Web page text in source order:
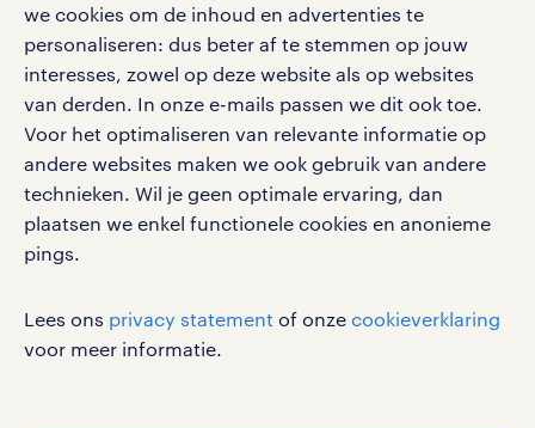
we cookies om de inhoud en advertenties te
personaliseren: dus beter af te stemmen op jouw
interesses, zowel op deze website als op websites
van derden. In onze e-mails passen we dit ook toe.
Voor het optimaliseren van relevante informatie op
andere websites maken we ook gebruik van andere
technieken. Wil je geen optimale ervaring, dan
plaatsen we enkel functionele cookies en anonieme
pings.
Lees ons privacy statement of onze cookieverklaring
voor meer informatie.
werken bij randstad
gebruikersvoorwaarden
privacystatement
cookies
disclaimer
sitemap
RANDSTAD, HUMAN FORWARD en SHAPING THE
WORLD OF WORK zijn geregistreerde